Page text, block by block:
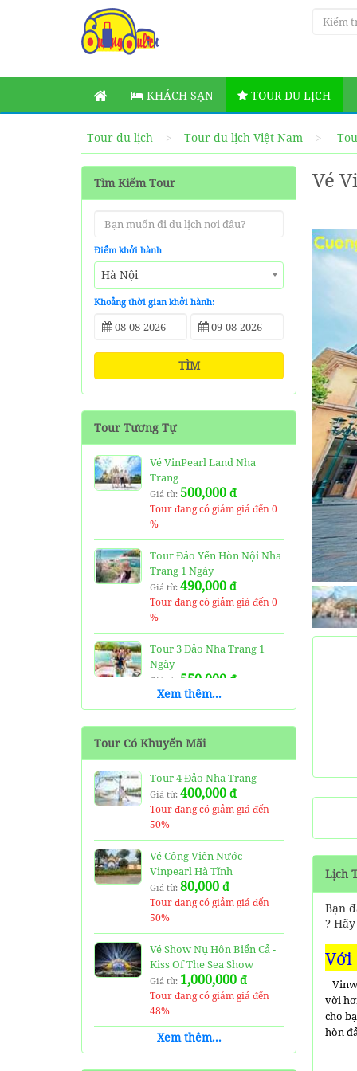
KHÁCH SẠN TOUR DU LỊCH
Tour du lịch Tour du lịch Việt Nam
Tìm Kiếm Tour
Điểm khởi hành
Hà Nội
Khoảng thời gian khởi hành:
TÌM
Tour Tương Tự
Vé VinPearl Land Nha
Trang
Giá từ: 500,000 đ
Tour đang có giảm giá đến 0
%
Tour Đảo Yến Hòn Nội Nha
Trang 1 Ngày
Giá từ: 490,000 đ
Tour đang có giảm giá đến 0
%
Tour 3 Đảo Nha Trang 1
Ngày
Giá từ: 550,000 đ
Tour đang có giảm giá đến 0
%
Tour 4 Đảo Nha Trang
Giá từ: 400,000đ
Tour đang có giảm giá đến 0
%
Bảng Giá Thuê Cano Nha
Giá từ: 800,000đ
Tour đang có giảm giá đến 0
%
Xem thêm...
Tour Có Khuyến Mãi
Tour 4 Đảo Nha Trang
Giá từ: 400,000 đ
Tour đang có giảm giá đến
50%
Vé Công Viên Nước
Vinpearl Hà Tĩnh
Giá từ: 80,000 đ
Tour đang có giảm giá đến
50%
Vé Show Nụ Hôn Biển Cả -
Kiss Of The Sea Show
Giá từ: 1,000,000 đ
Tour đang có giảm giá đến
48%
Vé Thuỷ Cung Time City -
Vinpearl Aquarium Ticket
Xem thêm...
Vé
Lịch
Bạn
?
Với
vời
cho
hòn